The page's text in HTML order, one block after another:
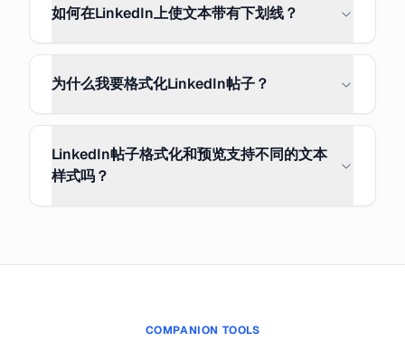
如何在LinkedIn上使文本带有下划线？
为什么我要格式化LinkedIn帖子？
LinkedIn帖子格式化和预览支持不同的文本
样式吗？
COMPANION TOOLS